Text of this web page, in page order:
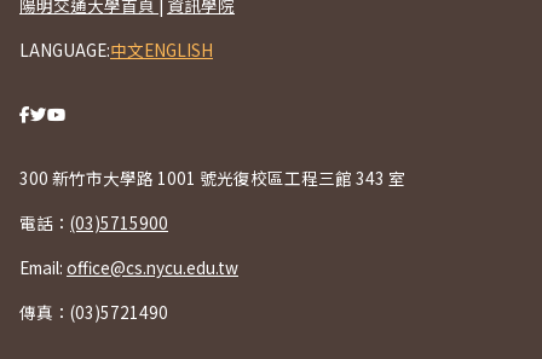
LANGUAGE:中文ENGLISH
300 新竹市大學路 1001 號光復校區工程三館 343 室
電話： (03)5715900
Email: office@cs.nycu.edu.tw
傳真：(03)5721490